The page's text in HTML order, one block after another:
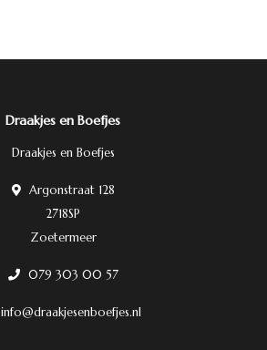
Draakjes en Boefjes
Draakjes en Boefjes
Argonstraat 128
2718SP
Zoetermeer
079 303 00 57
info@draakjesenboefjes.nl